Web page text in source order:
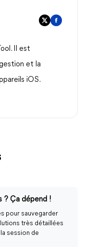
Il est
et la
iOS.
? Ça dépend !
pour sauvegarder
très détaillées
session de